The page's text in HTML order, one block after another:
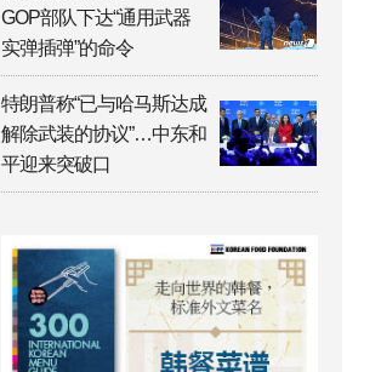
GOP部队下达“通用武器
实弹插弹”的命令
特朗普称“已与哈马斯达成
解除武装的协议”…中东和
平迎来突破口